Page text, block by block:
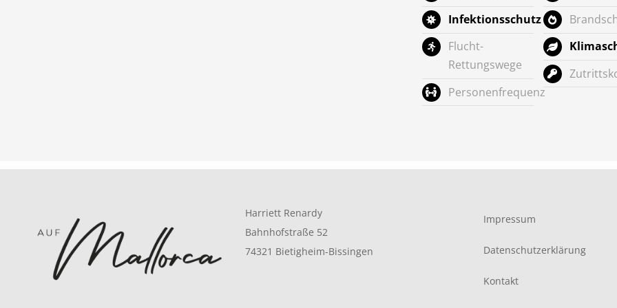
Infektionsschutz
Flucht-
Rettungswege
Personenfrequenz
Harriett Renardy
Bahnhofstraße 52
74321 Bietigheim-Bissingen
Impressum
Datenschutzerklärung
Kontakt